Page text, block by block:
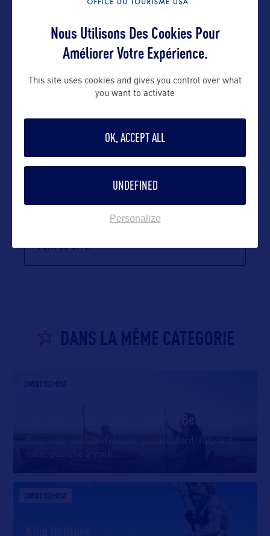
rwinfree@virginia.org
VOIR LE SITE
DANS LA MÊME CATEGORIE
DIVERTISSEMENT
Les sports nautiques à Virginia Beach
Baignade, surf, bodyboard, paddleboard, flyboard,
voile, planche à voile,
DIVERTISSEMENT
Nous Utilisons Des Cookies Pour
Améliorer Votre Expérience.
This site uses cookies and gives you control over what
you want to activate
OK, ACCEPT ALL
UNDEFINED
Personalize